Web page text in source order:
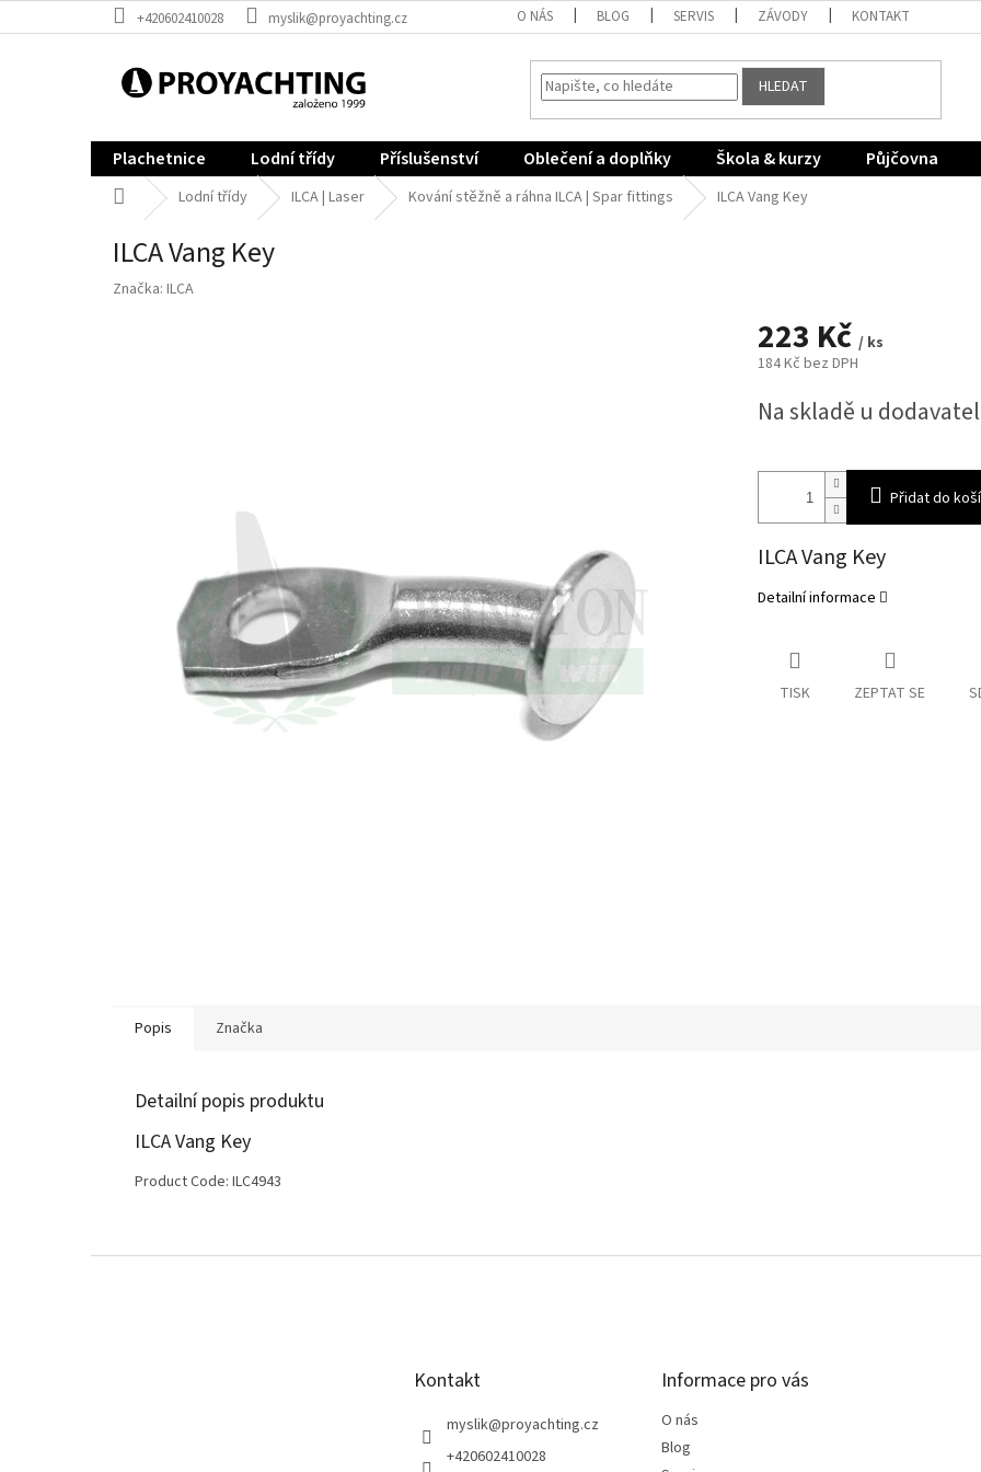
na
+420602410028 myslik@proyachting.cz O NÁS BLOG SERVIS ZÁVODY KONTAKT
HLEDAT
Plachetnice Lodní třídy Příslušenství Oblečení a doplňky Škola & kurzy Půjčovna
Domů Lodní třídy ILCA | Laser Kování stěžně a ráhna ILCA | Spar fittings ILCA Vang Key
ILCA Vang Key
Značka: ILCA
223 Kč / ks
184 Kč bez DPH
cena:
Na skladě u
Přidat do
ILCA Vang Key
Detailní informace
TISK ZEPTAT SE
Popis Značka
Detailní popis produktu
ILCA Vang Key
Product Code: ILC4943
Kontakt
myslik@proyachting.cz
+420602410028
Informace pro vás
O nás
Blog